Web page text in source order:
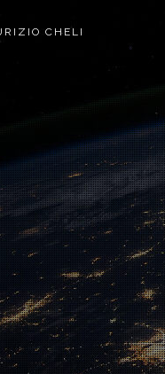
CHELI